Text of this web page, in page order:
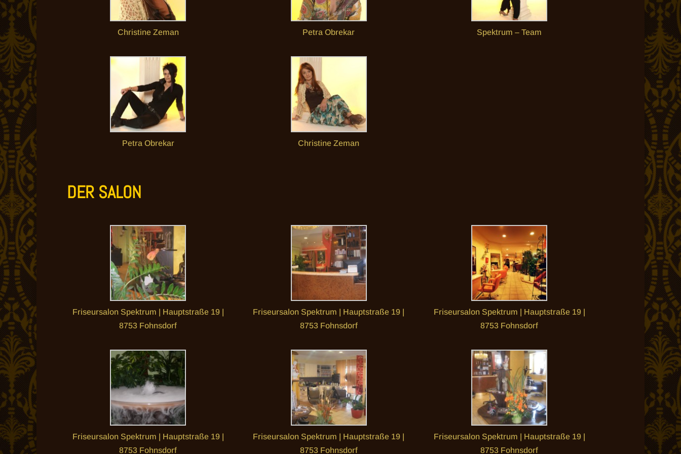
Christine Zeman Petra Obrekar Spektrum – Team
Petra Obrekar Christine Zeman
DER SALON
Friseursalon Spektrum | Hauptstraße 19 |
8753 Fohnsdorf
Friseursalon Spektrum | Hauptstraße 19 |
8753 Fohnsdorf
Friseursalon Spektrum | Hauptstraße 19 |
8753 Fohnsdorf
Friseursalon Spektrum | Hauptstraße 19 |
8753 Fohnsdorf
Friseursalon Spektrum | Hauptstraße 19 |
8753 Fohnsdorf
Friseursalon Spektrum | Hauptstraße 19 |
8753 Fohnsdorf